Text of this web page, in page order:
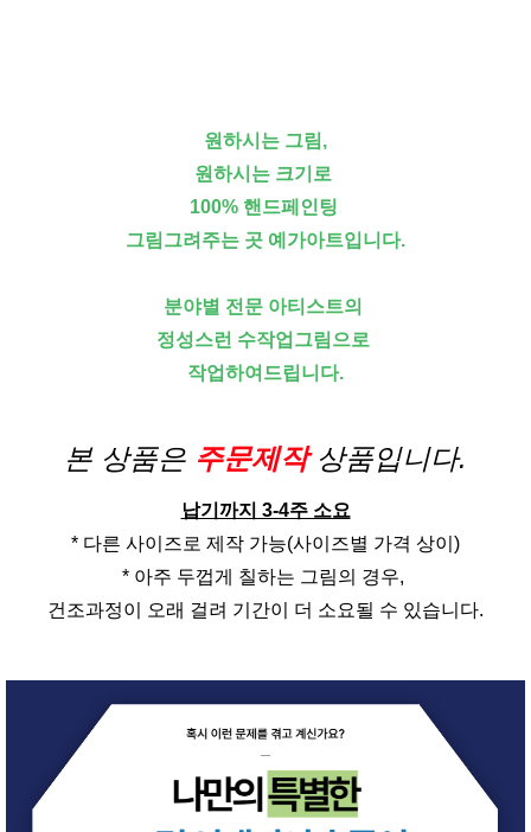
원하시는 그림,
원하시는 크기로
100% 핸드페인팅
그림그려주는 곳 예가아트입니다.
분야별 전문 아티스트의
정성스런 수작업그림으로
작업하여드립니다.
본 상품은 주문제작 상품입니다.
납기까지 3-4주 소요
* 다른 사이즈로 제작 가능(사이즈별 가격 상이)
* 아주 두껍게 칠하는 그림의 경우,
건조과정이 오래 걸려 기간이 더 소요될 수 있습니다.